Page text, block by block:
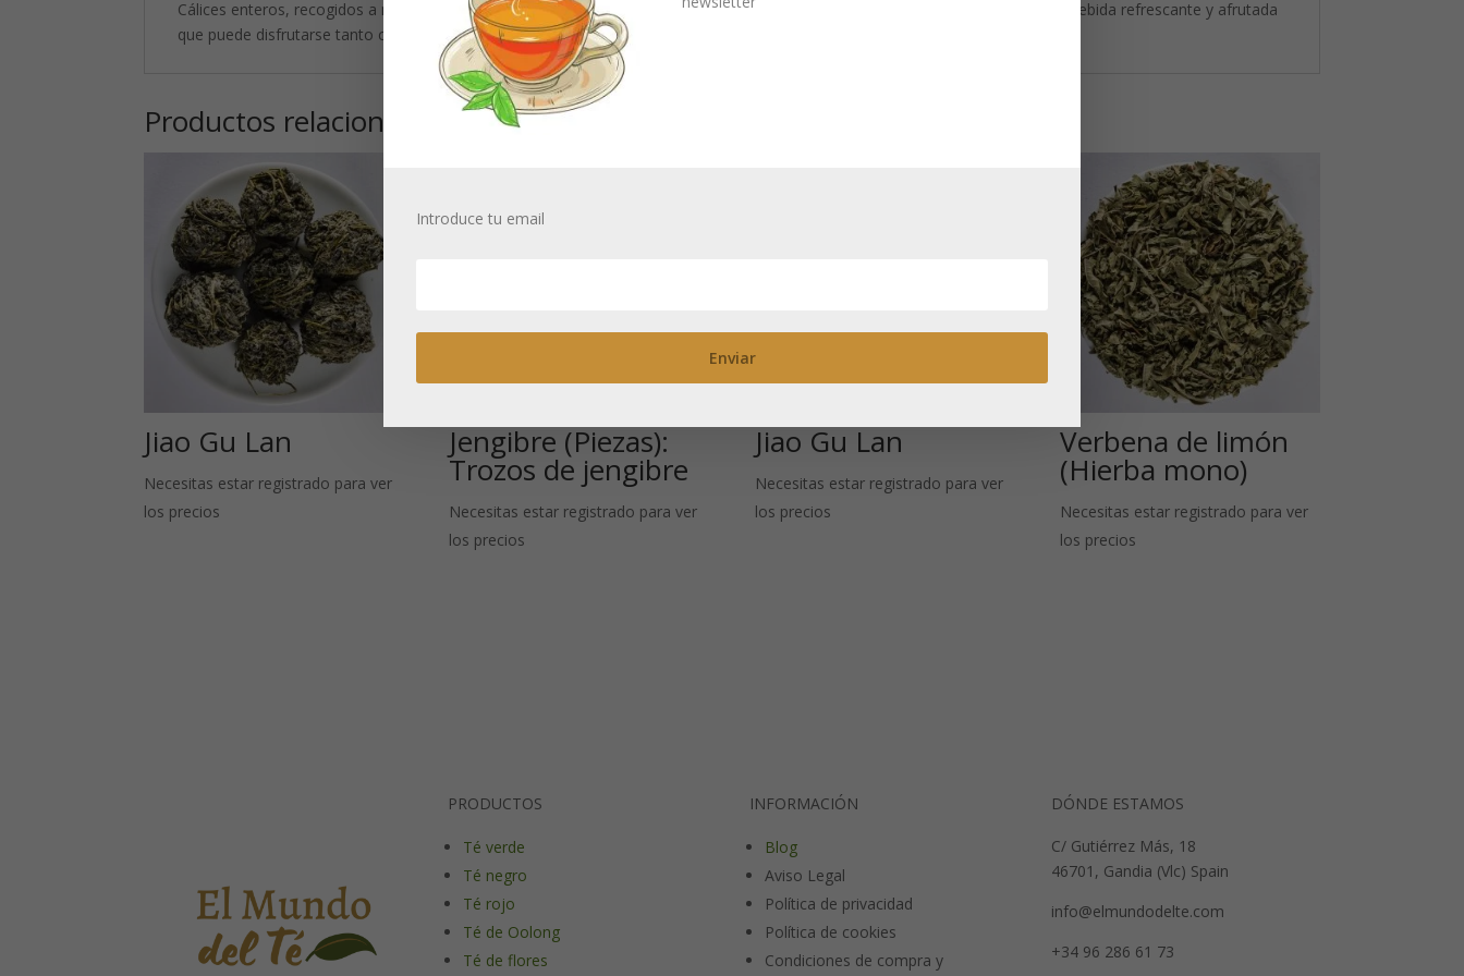
Cálices enteros, recogidos a mano, con la típica tonalidad roja fuerte. La infusión del té brilla con un rojo intenso y ofrece una bebida refrescante y afrutada
que puede disfrutarse tanto caliente como fría.
Productos relacionados
Jiao Gu Lan
Necesitas estar registrado para ver
los precios
Jengibre (Piezas):
Trozos de jengibre
Necesitas estar registrado para ver
los precios
Jiao Gu Lan
Necesitas estar registrado para ver
los precios
Verbena de limón
(Hierba mono)
Necesitas estar registrado para ver
los precios
PRODUCTOS
Té verde
Té negro
Té rojo
Té de Oolong
Té de flores
INFORMACIÓN
Blog
Aviso Legal
Política de privacidad
Política de cookies
Condiciones de compra y
DÓNDE ESTAMOS
C/ Gutiérrez Más, 18
46701, Gandia (Vlc) Spain
info@elmundodelte.com
+34 96 286 61 73
Introduce tu email